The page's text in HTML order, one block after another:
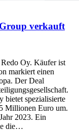
verkauft
Oy. Käufer ist
markiert einen
Der Deal
bietet spezialisierte
Millionen Euro um.
2023. Ein
die…